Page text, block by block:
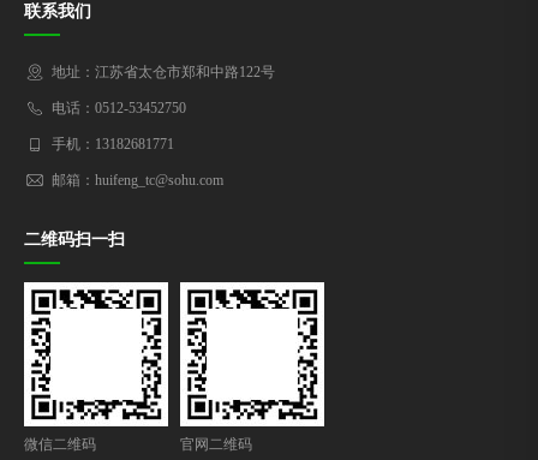
联系我们
地址：江苏省太仓市郑和中路122号
电话：0512-53452750
手机：13182681771
邮箱：huifeng_tc@sohu.com
二维码扫一扫
微信二维码 官网二维码